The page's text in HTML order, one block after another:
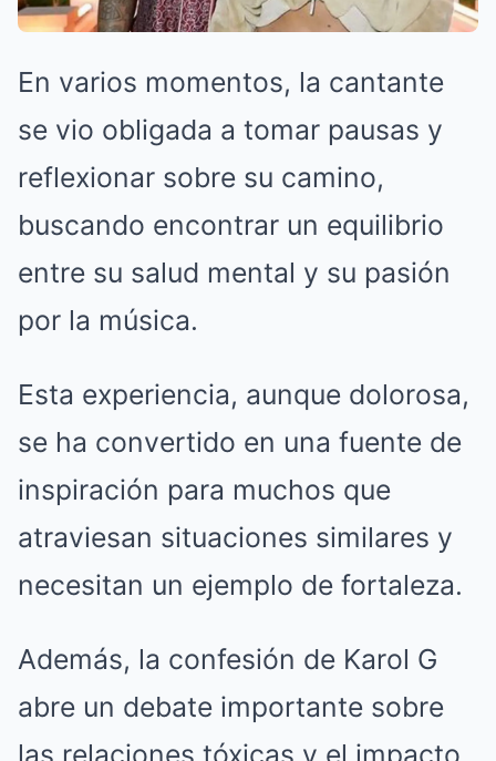
En varios momentos, la cantante
se vio obligada a tomar pausas y
reflexionar sobre su camino,
buscando encontrar un equilibrio
entre su salud mental y su pasión
por la música.
Esta experiencia, aunque dolorosa,
se ha convertido en una fuente de
inspiración para muchos que
atraviesan situaciones similares y
necesitan un ejemplo de fortaleza.
Además, la confesión de Karol G
abre un debate importante sobre
las relaciones tóxicas y el impacto